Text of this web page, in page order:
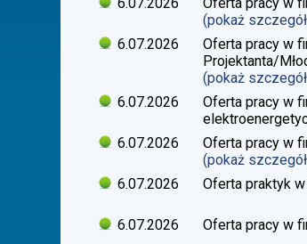
(pokaż
6.07.2026
Oferta pracy w
Projektanta/
(pokaż
6.07.2026
Oferta pracy w
6.07.2026
Oferta pracy w
(pokaż
6.07.2026
Oferta praktyk
6.07.2026 Oferta pracy w